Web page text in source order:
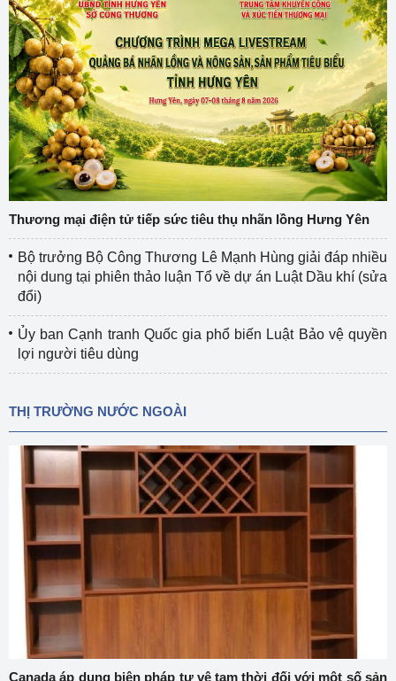
Thương mại điện tử tiếp sức tiêu thụ nhãn lồng Hưng Yên
Bộ trưởng Bộ Công Thương Lê Mạnh Hùng giải đáp nhiều
nội dung tại phiên thảo luận Tổ về dự án Luật Dầu khí (sửa
đổi)
Ủy ban Cạnh tranh Quốc gia phổ biến Luật Bảo vệ quyền
lợi người tiêu dùng
THỊ TRƯỜNG NƯỚC NGOÀI
Canada áp dụng biện pháp tự vệ tạm thời đối với một số sản